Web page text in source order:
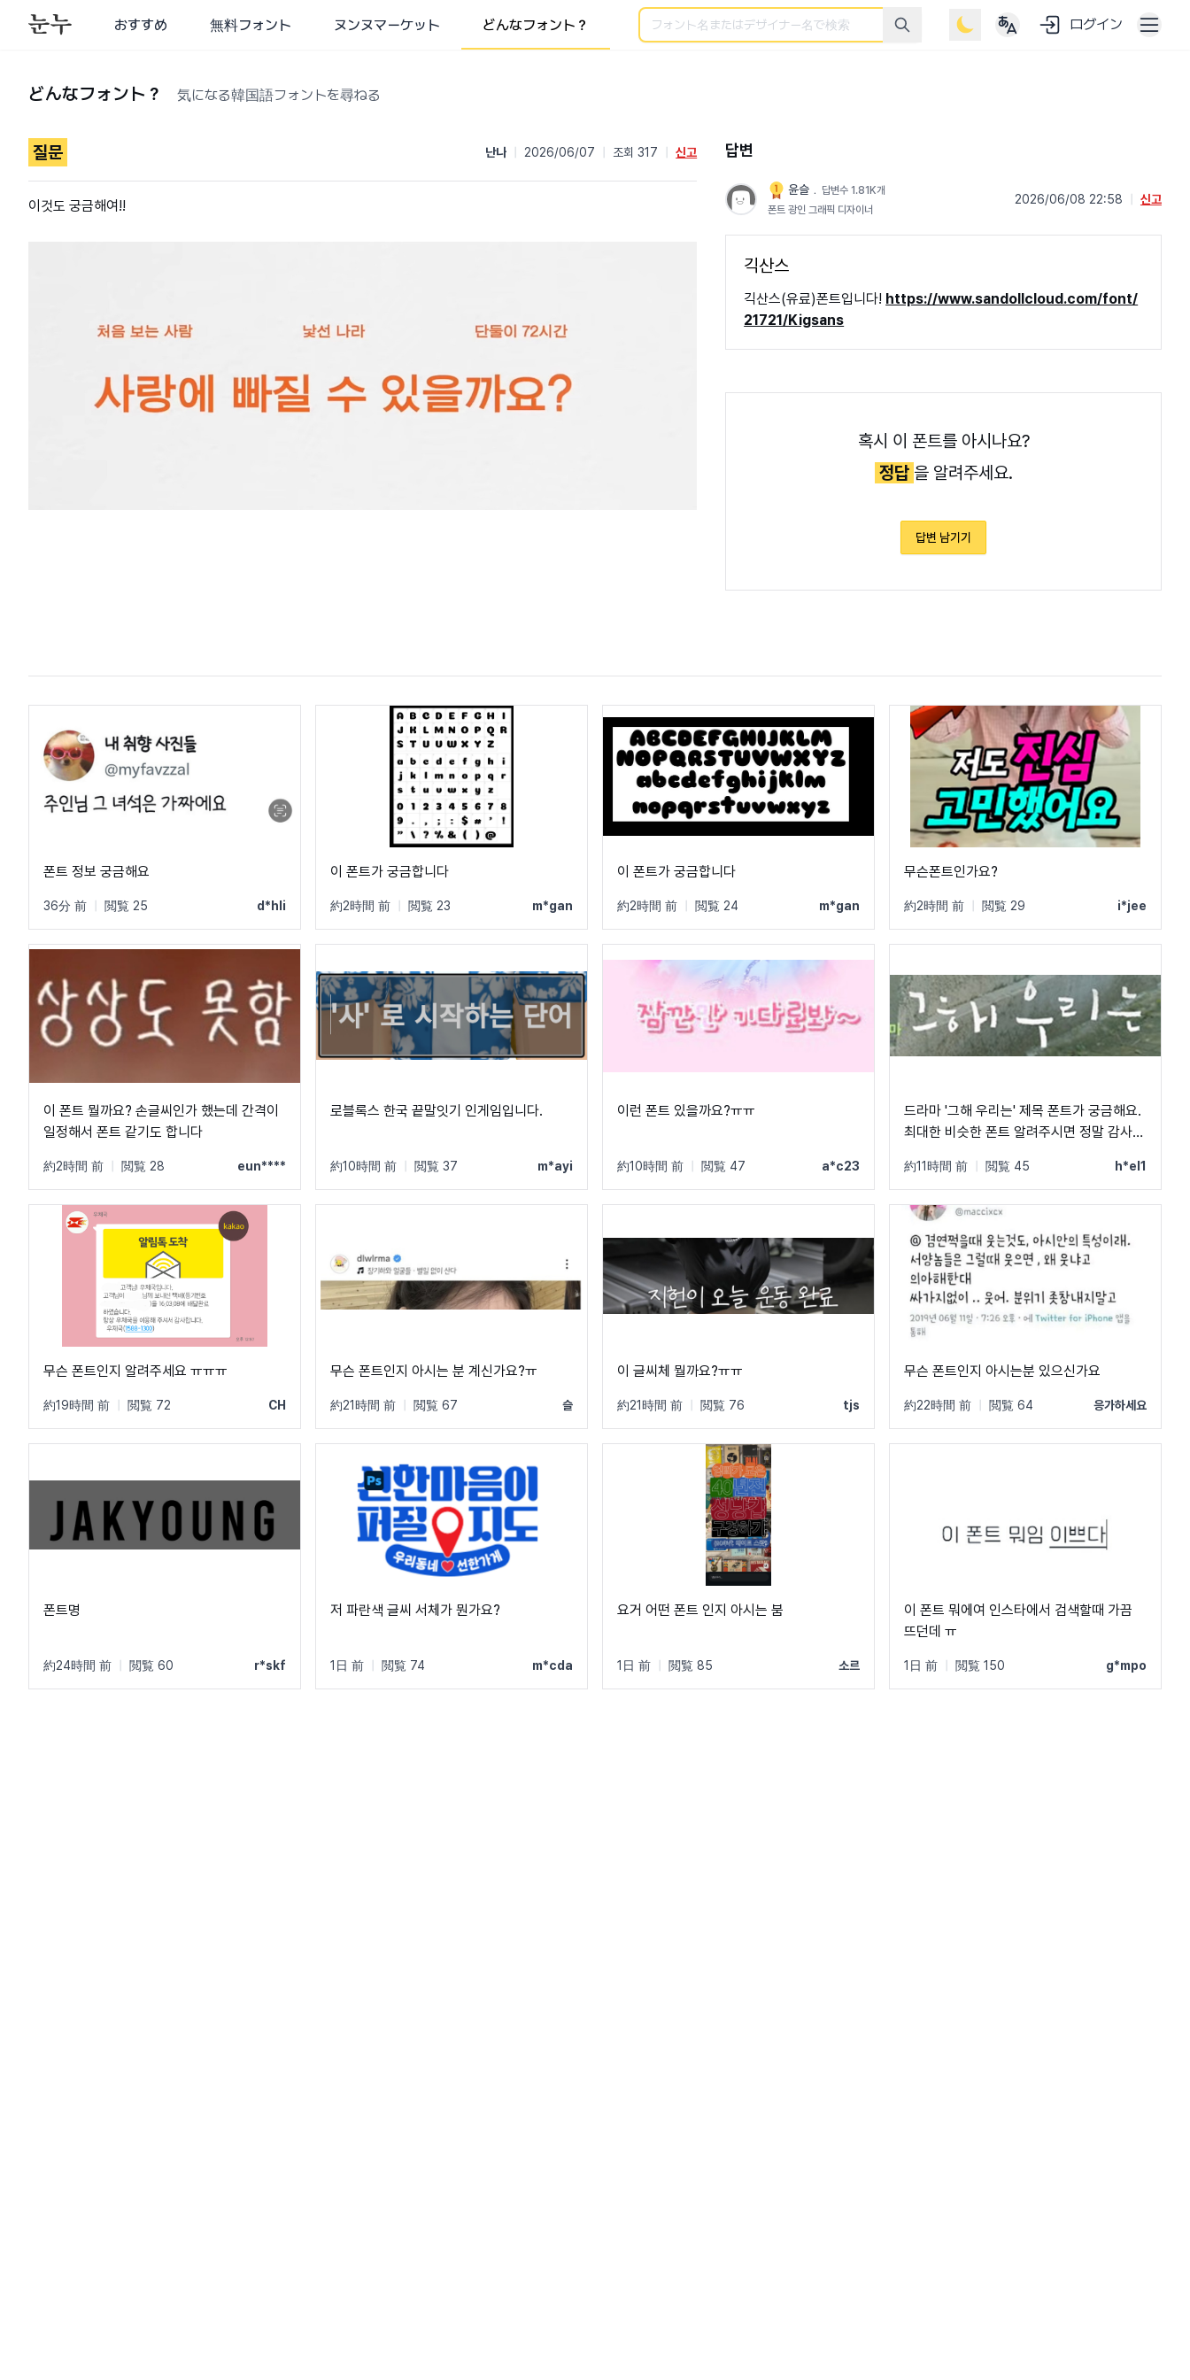
おすすめ 無料フォント ヌンヌマーケット どんなフォント？
検索 ログイン
どんなフォント？ 気になる韓国語フォントを尋ねる
질문 난나 2026/06/07 조회 317 신고
이것도 궁금해여!!
답변
윤슬 ﹒ 답변수 1.81K개
폰트 광인 그래픽 디자이너
2026/06/08 22:58 신고
긱산스
긱산스(유료)폰트입니다! https://www.sandollcloud.com/font/
21721/Kigsans
혹시 이 폰트를 아시나요?
정답 을 알려주세요.
답변 남기기
폰트 정보 궁금해요
36分 前 閲覧 25 d*hli
이 폰트가 궁금합니다
約2時間 前 閲覧 23 m*gan
이 폰트가 궁금합니다
約2時間 前 閲覧 24 m*gan
무슨폰트인가요?
約2時間 前 閲覧 29 i*jee
이 폰트 뭘까요? 손글씨인가 했는데 간격이
일정해서 폰트 같기도 합니다
約2時間 前 閲覧 28 eun****
로블록스 한국 끝말잇기 인게임입니다.
約10時間 前 閲覧 37 m*ayi
이런 폰트 있을까요?ㅠㅠ
約10時間 前 閲覧 47 a*c23
드라마 '그해 우리는' 제목 폰트가 궁금해요.
최대한 비슷한 폰트 알려주시면 정말 감사하
約11時間 前 閲覧 45 h*el1
무슨 폰트인지 알려주세요 ㅠㅠㅠ
約19時間 前 閲覧 72 CH
무슨 폰트인지 아시는 분 계신가요?ㅠ
約21時間 前 閲覧 67 슬
이 글씨체 뭘까요?ㅠㅠ
約21時間 前 閲覧 76 tjs
무슨 폰트인지 아시는분 있으신가요
約22時間 前 閲覧 64 응가하세요
폰트명
約24時間 前 閲覧 60 r*skf
저 파란색 글씨 서체가 뭔가요?
1日 前 閲覧 74 m*cda
요거 어떤 폰트 인지 아시는 붐
1日 前 閲覧 85 소르
이 폰트 뭐에여 인스타에서 검색할때 가끔
뜨던데 ㅠ
1日 前 閲覧 150 g*mpo